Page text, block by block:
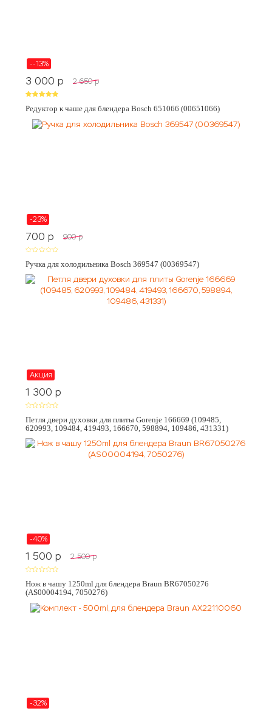
--13%
3 000 p 2 650 p
Редуктор к чаше для блендера Bosch 651066 (00651066)
-23%
700 p 900 p
Ручка для холодильника Bosch 369547 (00369547)
Акция
1 300 p
Петля двери духовки для плиты Gorenje 166669 (109485,
620993, 109484, 419493, 166670, 598894, 109486, 431331)
-40%
1 500 p 2 500 p
Нож в чашу 1250ml для блендера Braun BR67050276
(AS00004194, 7050276)
-32%